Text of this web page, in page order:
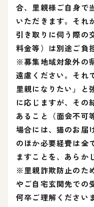
合、里親様ご自身で
いただきます。それ
引き取りに伺う際の
料金等）は別途ご負
※募集地域対象外の
遠慮ください。それ
里親になりたい」と
に応じますが、その
あること（面会不可
場合には、猫のお届
のほか必要経費は全
ますことを、あらか
※里親詐欺防止のた
やご自宅玄関先での
何卒ご理解ください